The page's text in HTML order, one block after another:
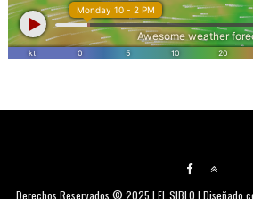
Derechos Reservados © 2025 | EL SIBLO | Diseñado